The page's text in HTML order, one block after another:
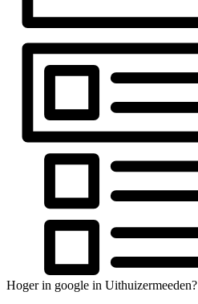
Hoger in google in Uithuizermeeden?